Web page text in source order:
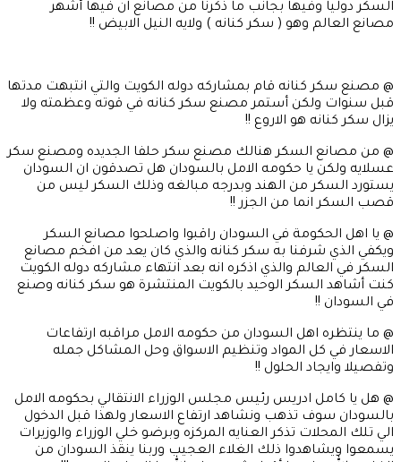
السكر دوليا وفيها بجانب ما ذكرنا من مصانع ان فيها أشهر
مصانع العالم وهو ( سكر كنانه ) ولايه النيل الابيض !!
@ مصنع سكر كنانه قام بمشاركه دوله الكويت والتي انتبهت مدتها
قبل سنوات ولكن أستمر مصنع سكر كنانه في قوته وعظمته ولا
يزال سكر كنانه هو الاروع !!
@ من مصانع السكر هنالك مصنع سكر حلفا الجديده ومصنع سكر
عسلايه ولكن يا حكومه الامل بالسودان هل تصدقون ان السودان
يستورد السكر من الهند وبدرجه مبالغه وذلك السكر ليس من
قصب السكر انما من الجزر !!
@ يا اهل الحكومة في السودان راقبوا واصلحوا مصانع السكر
ويكفي الذي شرفنا به سكر كنانه والذي كان يعد من افخم مصانع
السكر في العالم والذي اذكره انه بعد انتهاء مشاركه دوله الكويت
كنت أشاهد السكر الوحيد بالكويت المنتشرة هو سكر كنانه وصنع
في السودان !!
@ ما ينتظره اهل السودان من حكومه الامل مراقبه ارتفاعات
الاسعار في كل المواد وتنظيم الاسواق وحل المشاكل جمله
وتفصيلا وايجاد الحلول !!
@ هل يا كامل ادريس رئيس مجلس الوزراء الانتقالي بحكومه الامل
بالسودان سوف تذهب ونشاهد ارتفاع الاسعار ولهذا قبل الدخول
الي تلك المحلات تذكر العنايه المركزه وبرضو خلي الوزراء والوزيرات
يسمعوا ويشاهدوا ذلك الغلاء العجيب وربنا ينقذ السودان من